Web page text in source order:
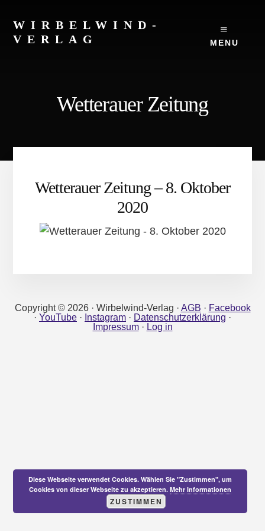
content
MENU
WIRBELWIND-
VERLAG
Wetterauer Zeitung
Wetterauer Zeitung – 8. Oktober
2020
Copyright © 2026 · Wirbelwind-Verlag · AGB · Facebook
· YouTube · Instagram · Datenschutzerklärung ·
Impressum· Log in
Diese Webseite verwendet Cookies. Wählen Sie "Zustimmen", um
Cookies von dieser Webseite zu akzeptieren.Mehr Informationen
ZUSTIMMEN